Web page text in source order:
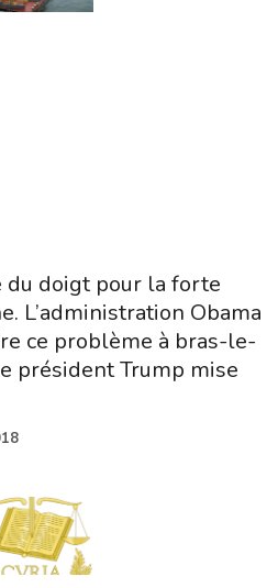
du doigt pour la forte
L’administration Obama
ce problème à bras-le-
président Trump mise